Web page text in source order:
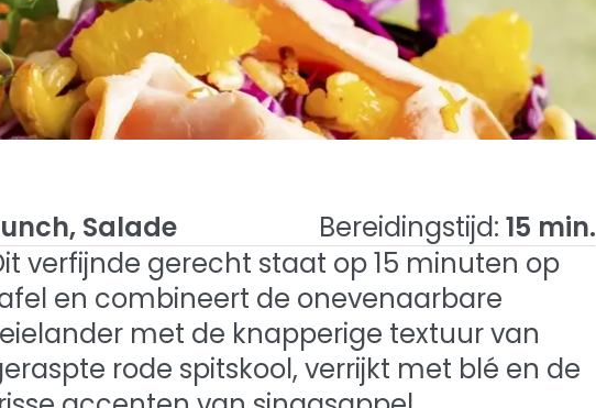
Met Blé en Geraspte Rode Spitskool
blé en
Salade Bereidingstijd: 15 min.
verfijnde gerecht staat op 15 minuten op
en combineert de onevenaarbare
met de knapperige textuur van
rode spitskool, verrijkt met blé en de